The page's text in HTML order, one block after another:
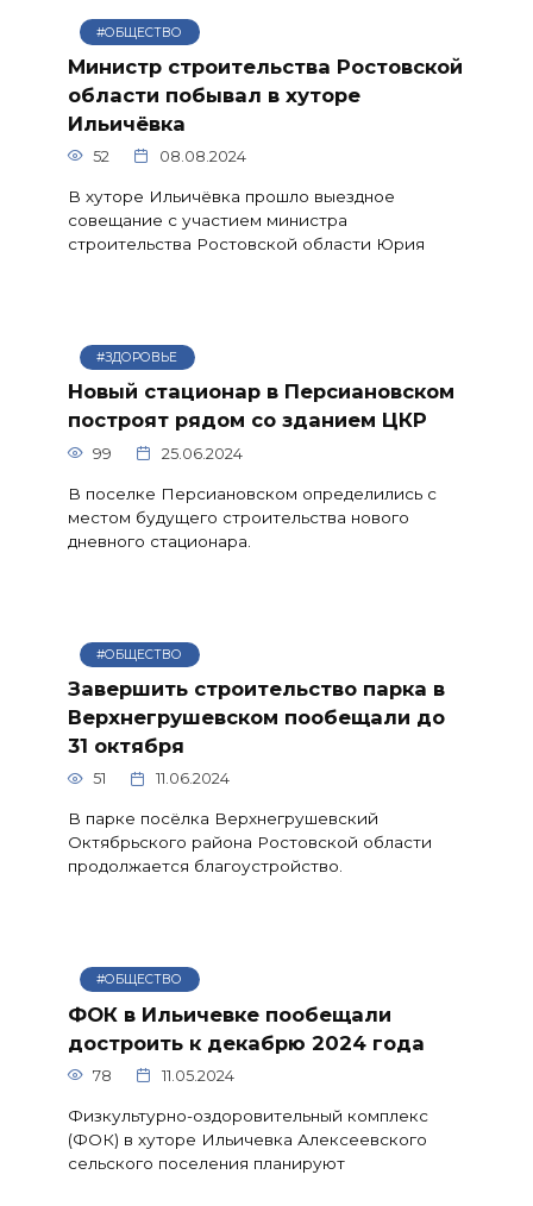
#ОБЩЕСТВО
Министр строительства Ростовской
области побывал в хуторе
Ильичёвка
52 08.08.2024
В хуторе Ильичёвка прошло выездное
совещание с участием министра
строительства Ростовской области Юрия
#ЗДОРОВЬЕ
Новый стационар в Персиановском
построят рядом со зданием ЦКР
99 25.06.2024
В поселке Персиановском определились с
местом будущего строительства нового
дневного стационара.
#ОБЩЕСТВО
Завершить строительство парка в
Верхнегрушевском пообещали до
31 октября
51 11.06.2024
В парке посёлка Верхнегрушевский
Октябрьского района Ростовской области
продолжается благоустройство.
#ОБЩЕСТВО
ФОК в Ильичевке пообещали
достроить к декабрю 2024 года
78 11.05.2024
Физкультурно-оздоровительный комплекс
(ФОК) в хуторе Ильичевка Алексеевского
сельского поселения планируют